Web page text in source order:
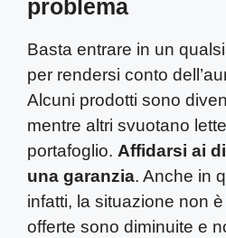
problema
Basta entrare in un
per rendersi conto
Alcuni prodotti sono
mentre altri svuotano
portafoglio. Affidarsi ai
una garanzia. Anche in
infatti, la situazione non
offerte sono diminuite e